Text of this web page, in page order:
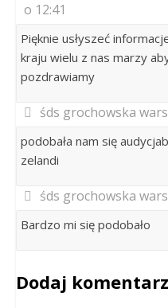
o 12:41
Pięknie usłyszeć
kraju wielu z nas marzy
pozdrawiamy
śds grochowska
podobała nam się
zelandi
śds grochowska
Bardzo mi się podobało
Dodaj komentarz